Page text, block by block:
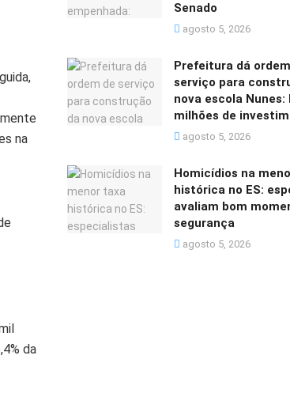
na
da
Senado
agosto 5, 2026
Prefeitura dá
serviço para
nova escola Nunes:
milhões de
agosto 5, 2026
Homicídios na
histórica no ES:
avaliam bom
segurança
agosto 5, 2026